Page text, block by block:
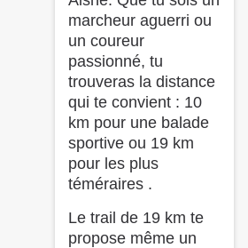
marcheur aguerri ou
un coureur
passionné, tu
trouveras la distance
qui te convient : 10
km pour une balade
sportive ou 19 km
pour les plus
téméraires ️.
Le trail de 19 km te
propose même un